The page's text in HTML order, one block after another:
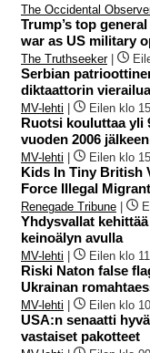
The Occidental
Trump’s top
war as US military
The Truthseeker|
Serbian
diktaattorin
MV-lehti | Eilen klo
Ruotsi kouluttaa yli
vuoden 2006 jälkeen
MV-lehti | Eilen klo
Kids In Tiny British
Force Illegal
Renegade Tribune |
Yhdysvallat
keinoälyn avulla
MV-lehti | Eilen klo
Riski Naton false
Ukrainan
MV-lehti | Eilen klo
USA:n senaatti
vastaiset pakotteet